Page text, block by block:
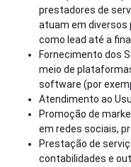
prestadores de
atuam em diversos
como lead até a
Fornecimento dos
meio de
software (por
Atendimento ao
Promoção de
em redes sociais,
Prestação de
contabilidades e